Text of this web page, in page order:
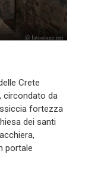
Crete
circondato da
fortezza
dei santi
portale